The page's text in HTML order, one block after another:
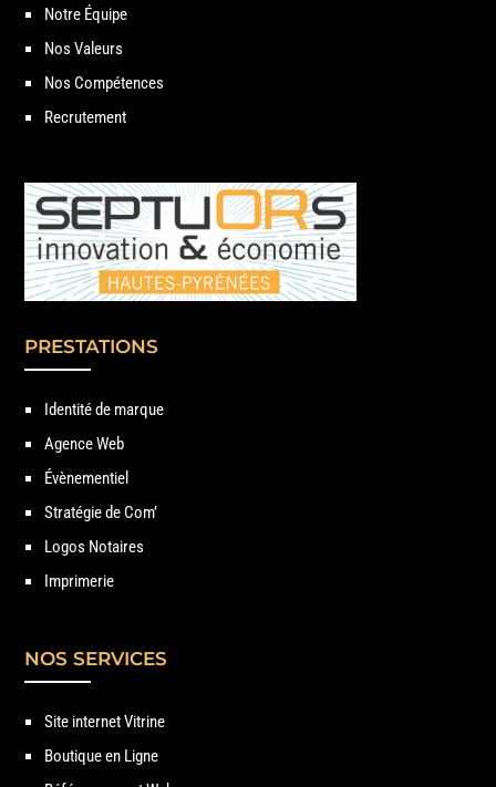
Notre Équipe
Nos Valeurs
Nos Compétences
Recrutement
PRESTATIONS
Identité de marque
Agence Web
Évènementiel
Stratégie de Com’
Logos Notaires
Imprimerie
NOS SERVICES
Site internet Vitrine
Boutique en Ligne